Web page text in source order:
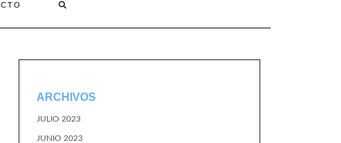
ARCHIVOS
JULIO 2023
JUNIO 2023